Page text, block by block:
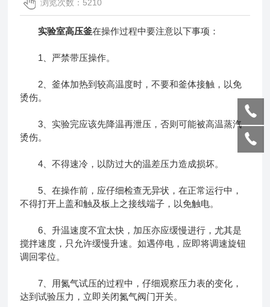
浏览次数：5210
实验室高压釜在操作过程中要注意以下事项：
1、严禁带压操作。
2、釜体加热到较高温度时，不要和釜体接触，以免
烫伤。
3、实验完应该先降温再泄压，否则可能被高温蒸汽
烫伤。
4、不得速冷，以防过大的温差压力造成损坏。
5、在操作前，应仔细检查无异状，在正常运行中，
不得打开上盖和触及板上之接线端子，以免触电。
6、升温速度不宜太快，加压亦应缓慢进行，尤其是
搅拌速度，只允许缓慢升速。如遇停电，应即将调速旋钮
调回零位。
7、用氮气试压的过程中，仔细观察压力表的变化，
达到试验压力，立即关闭氮气阀门开关。